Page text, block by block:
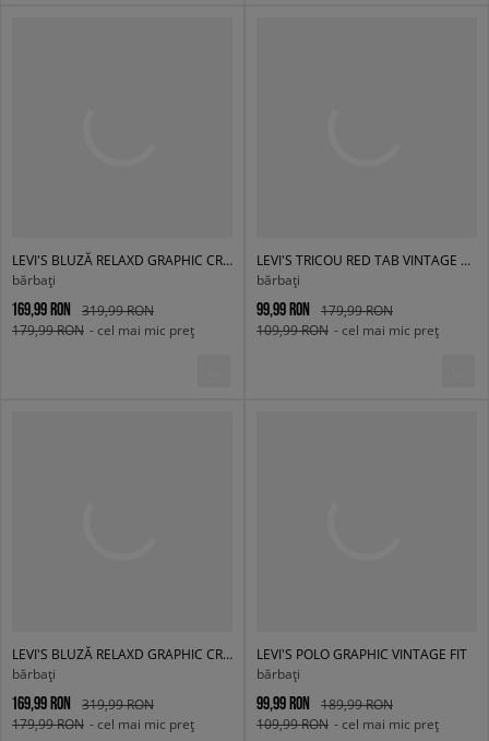
LEVI'S BLUZĂ RELAXD GRAPHIC CREW NEUTRALS
bărbați
169,99 RON
319,99 RON
179,99 RON - cel mai mic preț
LEVI'S TRICOU RED TAB VINTAGE TEE MULTI-COLOR
bărbați
99,99 RON
179,99 RON
109,99 RON - cel mai mic preț
LEVI'S BLUZĂ RELAXD GRAPHIC CREW GREENS
bărbați
169,99 RON
319,99 RON
179,99 RON - cel mai mic preț
LEVI'S POLO GRAPHIC VINTAGE FIT
bărbați
99,99 RON
189,99 RON
109,99 RON - cel mai mic preț